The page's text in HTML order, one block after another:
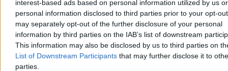
interest-based ads based on personal information utilized by us or
personal information disclosed to third parties prior to your opt-
may separately opt-out of the further disclosure of your personal
information by third parties on the IAB’s list of downstream
This information may also be disclosed by us to third parties on
List of Downstream Participants that may further disclose it to
parties.